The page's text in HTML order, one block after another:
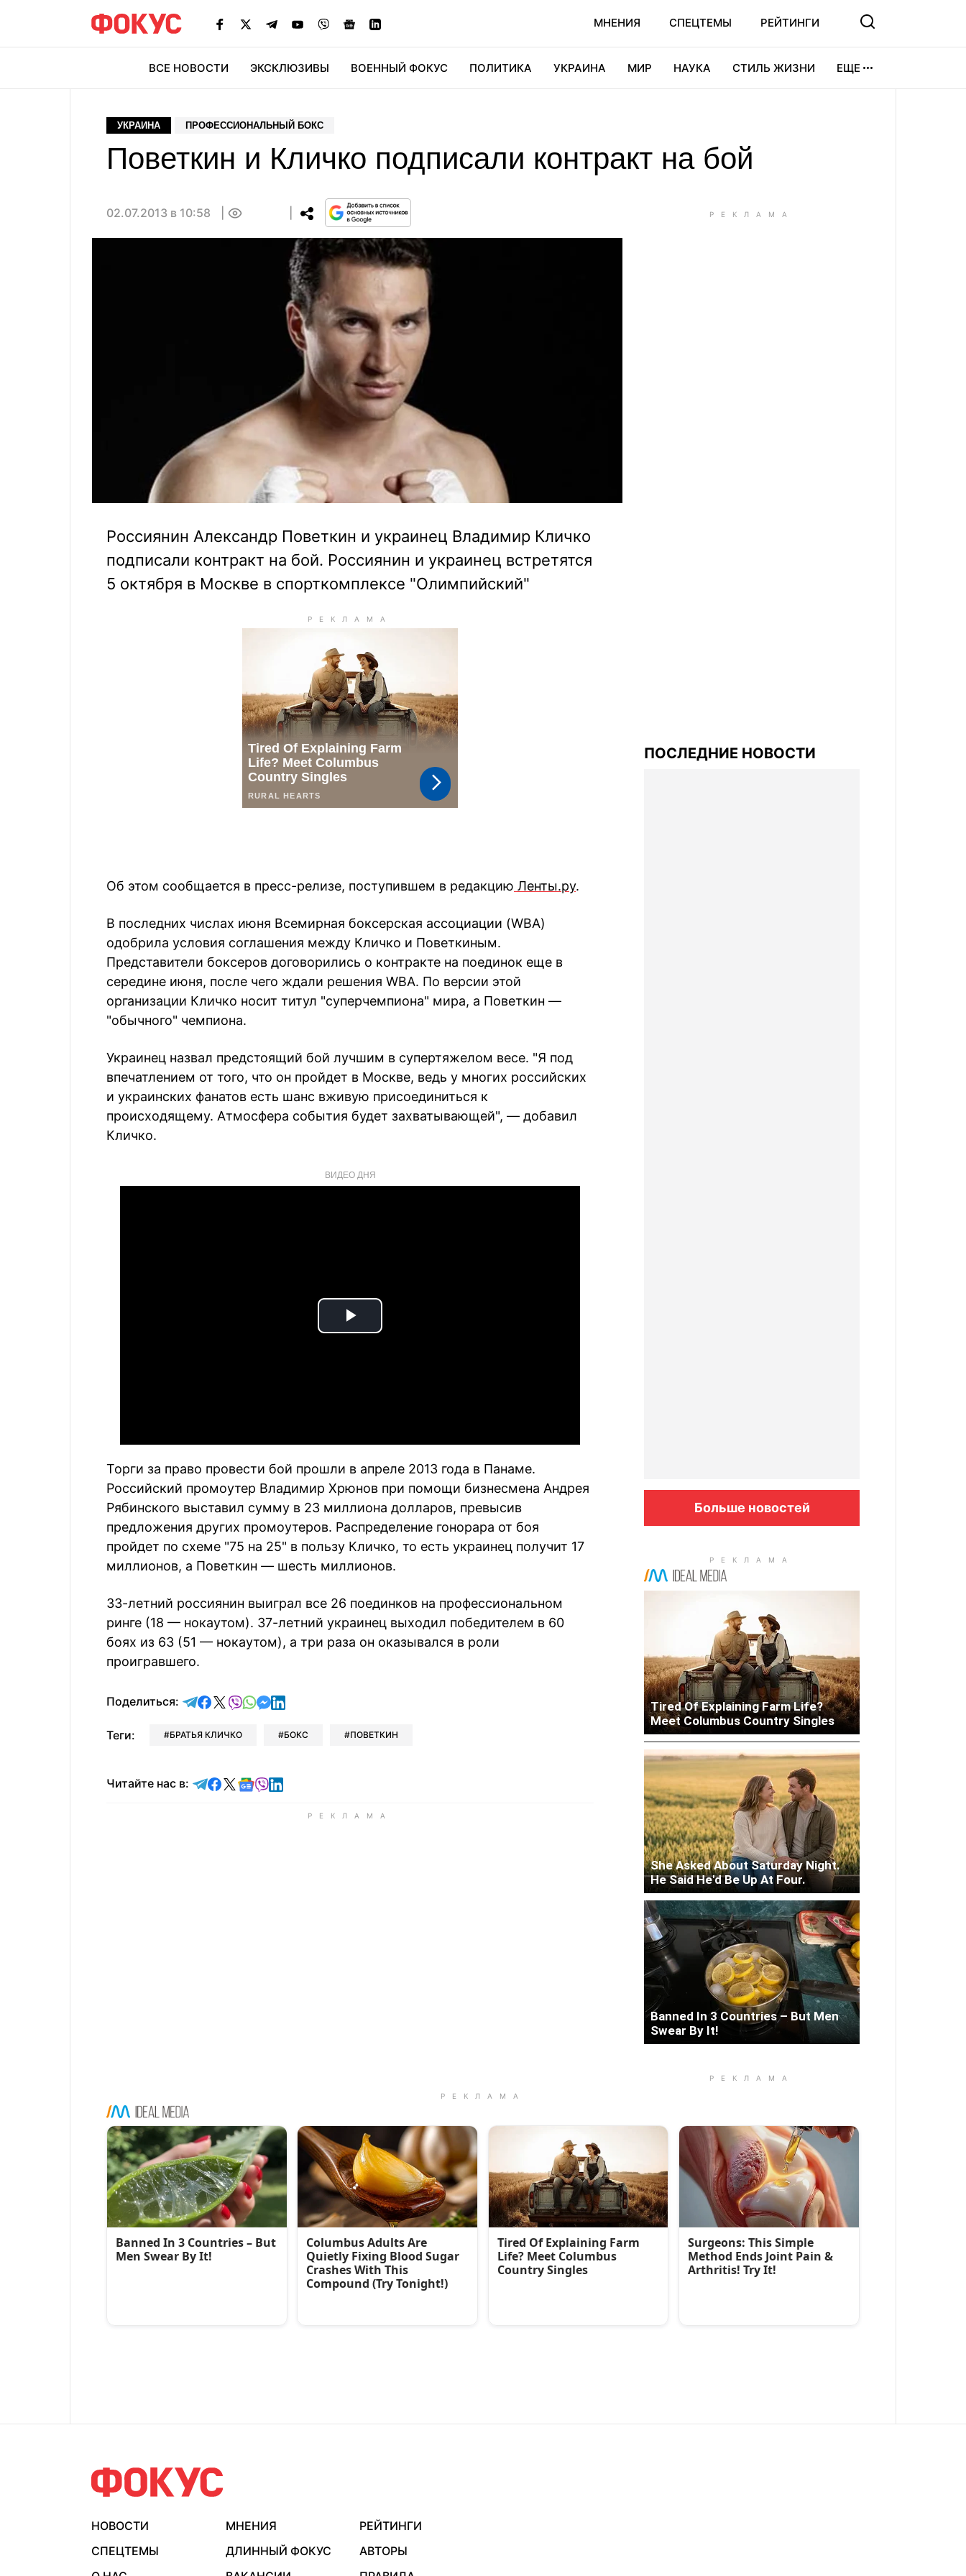
МНЕНИЯ СПЕЦТЕМЫ РЕЙТИНГИ
ВСЕ НОВОСТИ ЭКСКЛЮЗИВЫ ВОЕННЫЙ ФОКУС ПОЛИТИКА УКРАИНА МИР НАУКА СТИЛЬ ЖИЗНИ ЕЩЕ
УКРАИНА ПРОФЕССИОНАЛЬНЫЙ БОКС
Поветкин и Кличко подписали контракт на бой
02.07.2013 в 10:58
Россиянин Александр Поветкин и украинец Владимир Кличко
подписали контракт на бой. Россиянин и украинец встретятся
5 октября в Москве в спорткомплексе "Олимпийский"
Об этом сообщается в пресс-релизе, поступившем в редакцию Ленты.ру.
В последних числах июня Всемирная боксерская ассоциации (WBA)
одобрила условия соглашения между Кличко и Поветкиным.
Представители боксеров договорились о контракте на поединок еще в
середине июня, после чего ждали решения WBA. По версии этой
организации Кличко носит титул "суперчемпиона" мира, а Поветкин —
"обычного" чемпиона.
Украинец назвал предстоящий бой лучшим в супертяжелом весе. "Я под
впечатлением от того, что он пройдет в Москве, ведь у многих российских
и украинских фанатов есть шанс вживую присоединиться к
происходящему. Атмосфера события будет захватывающей", — добавил
Кличко.
ВИДЕО ДНЯ
Play
Торги за право провести бой прошли в апреле 2013 года в Панаме.
Российский промоутер Владимир Хрюнов при помощи бизнесмена Андрея
Рябинского выставил сумму в 23 миллиона долларов, превысив
предложения других промоутеров. Распределение гонорара от боя
пройдет по схеме "75 на 25" в пользу Кличко, то есть украинец получит 17
миллионов, а Поветкин — шесть миллионов.
33-летний россиянин выиграл все 26 поединков на профессиональном
ринге (18 — нокаутом). 37-летний украинец выходил победителем в 60
боях из 63 (51 — нокаутом), а три раза он оказывался в роли
проигравшего.
Поделиться: отправить в Telegram
поделиться в Facebook
поделиться в X
отправить в Viber
отправить в Whatsapp
отправить в Messenger
отправить в LinkedIn
Теги: БРАТЬЯ КЛИЧКО БОКС ПОВЕТКИН
Читайте нас в: Читайте в Telegram
Читайте в Facebook
Читайте в X
Читайте в Google news
Читайте в Viber
Читайте в LinkedIn
ПОСЛЕДНИЕ НОВОСТИ
Больше новостей
НОВОСТИ МНЕНИЯ
РЕЙТИНГИ
СПЕЦТЕМЫ
ДЛИННЫЙ ФОКУС
АВТОРЫ